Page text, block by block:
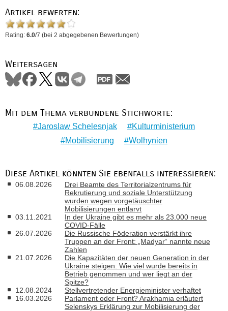
Artikel bewerten:
Rating: 6.0/7 (bei 2 abgegebenen Bewertungen)
Weitersagen
Mit dem Thema verbundene Stichworte:
Jaroslaw Schelesnjak
Kulturministerium
Mobilisierung
Wolhynien
Diese Artikel könnten Sie ebenfalls interessieren:
06.08.2026
Drei Beamte des Territorialzentrums für
Rekrutierung und soziale Unterstützung
wurden wegen vorgetäuschter
Mobilisierungen entlarvt
03.11.2021
In der Ukraine gibt es mehr als 23.000 neue
COVID-Fälle
26.07.2026
Die Russische Föderation verstärkt ihre
Truppen an der Front: „Madyar“ nannte neue
Zahlen
21.07.2026
Die Kapazitäten der neuen Generation in der
Ukraine steigen: Wie viel wurde bereits in
Betrieb genommen und wer liegt an der
Spitze?
12.08.2024
Stellvertretender Energieminister verhaftet
16.03.2026
Parlament oder Front? Arakhamia erläutert
Selenskys Erklärung zur Mobilisierung der